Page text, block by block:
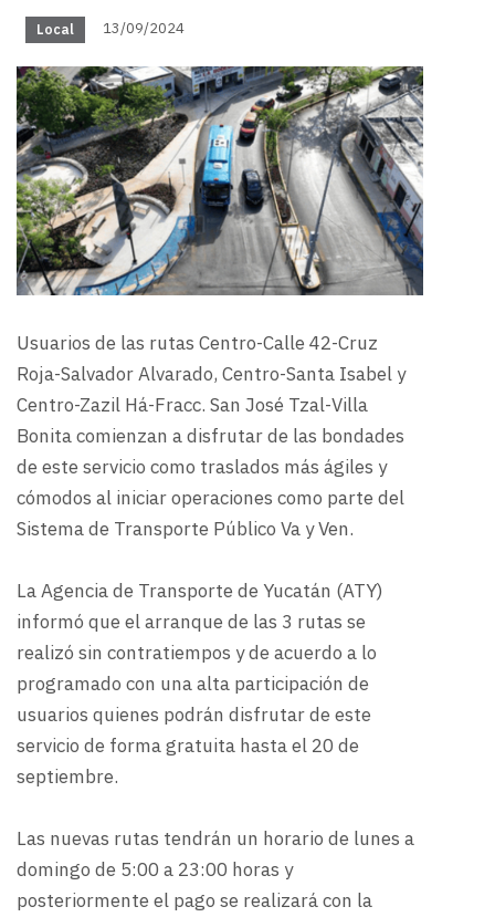
Local 13/09/2024
Usuarios de las rutas Centro-Calle 42-Cruz
Roja-Salvador Alvarado, Centro-Santa Isabel y
Centro-Zazil Há-Fracc. San José Tzal-Villa
Bonita comienzan a disfrutar de las bondades
de este servicio como traslados más ágiles y
cómodos al iniciar operaciones como parte del
Sistema de Transporte Público Va y Ven.
La Agencia de Transporte de Yucatán (ATY)
informó que el arranque de las 3 rutas se
realizó sin contratiempos y de acuerdo a lo
programado con una alta participación de
usuarios quienes podrán disfrutar de este
servicio de forma gratuita hasta el 20 de
septiembre.
Las nuevas rutas tendrán un horario de lunes a
domingo de 5:00 a 23:00 horas y
posteriormente el pago se realizará con la